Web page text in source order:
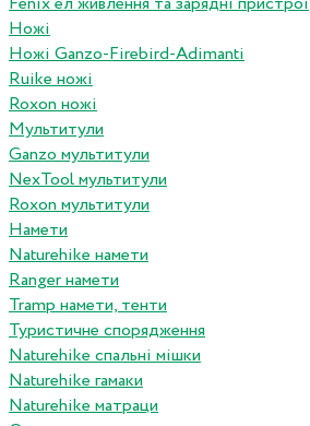
Ножі
Ножі Ganzo-Firebird-Adimanti
Ruike ножі
Roxon ножi
Мультитули
Ganzo мультитули
NexTool мультитули
Roxon мультитули
Намети
Naturehike намети
Ranger намети
Tramp намети, тенти
Туристичне спорядження
Naturehike спальні мішки
Naturehike гамаки
Naturehike матраци